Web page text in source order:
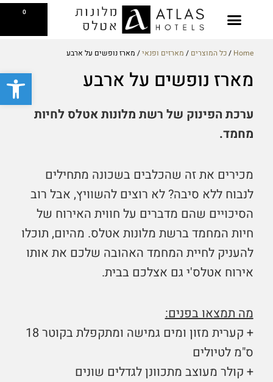
פתח
0
Home
/כל המוצרים / מארזים ופנאי/ מארז נופשים על ארבע
מארז נופשים על ארבע
ערכת הפינוק של רשת מלונות אטלס לחיות
מחמד.
מכירים את זה שהכלבים בשכונה מתחילים
לנבוח ללא סיבה? לא רוצים להשוויץ, אבל רוב
הסיכויים שהם מדברים על חווית האירוח של
חיות המחמד ברשת מלונות אטלס. מהיום, תוכלו
להעניק לחיית המחמד האהובה שלכם את אותו
אירוח אטלס'י גם אצלכם בבית.
מה תמצאו בפנים:
+ קערית מזון ומים גמישה ומתקפלת בקוטר 18
ס"מ לטיולים
+ קולר מעוצב מתכוונן לגדלים שונים